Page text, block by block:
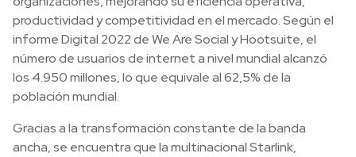
productividad y competitividad en el mercado. Según el
informe Digital 2022 de We Are Social y Hootsuite, el
número de usuarios de internet a nivel mundial alcanzó
los 4.950 millones, lo que equivale al 62,5% de la
población mundial.
Gracias a la transformación constante de la banda
ancha, se encuentra que la multinacional Starlink,